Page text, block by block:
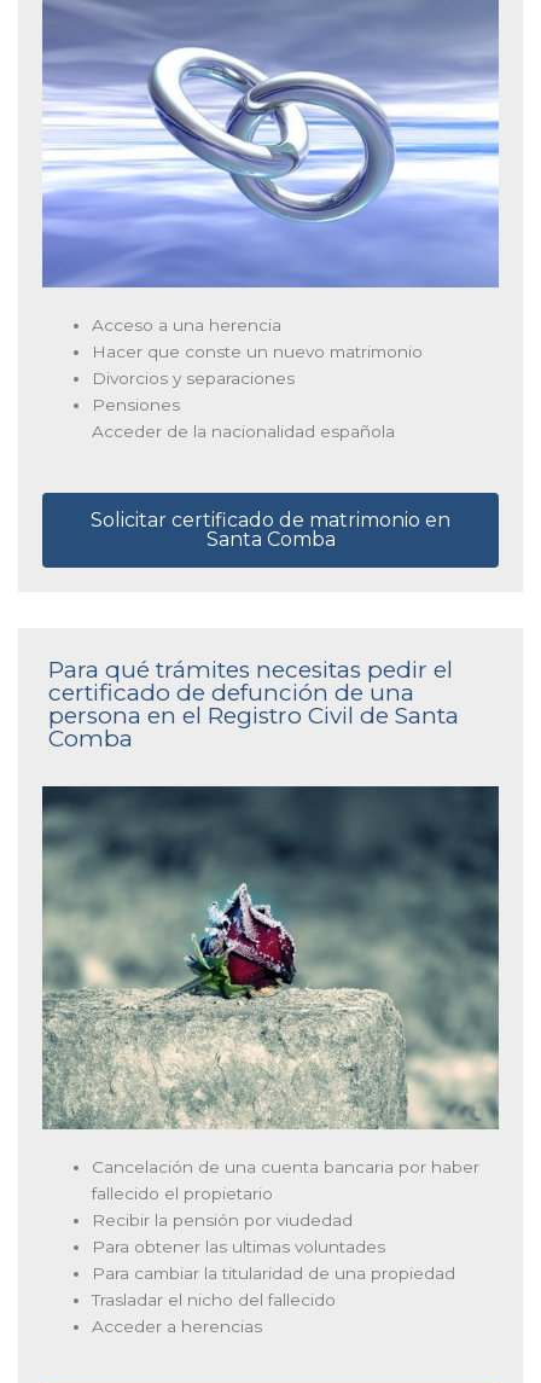
Acceso a una herencia
Hacer que conste un nuevo matrimonio
Divorcios y separaciones
Pensiones
Acceder de la nacionalidad española
Solicitar certificado de matrimonio en
Santa Comba
Para qué trámites necesitas pedir el
certificado de defunción de una
persona en el Registro Civil de Santa
Comba
Cancelación de una cuenta bancaria por haber
fallecido el propietario
Recibir la pensión por viudedad
Para obtener las ultimas voluntades
Para cambiar la titularidad de una propiedad
Trasladar el nicho del fallecido
Acceder a herencias